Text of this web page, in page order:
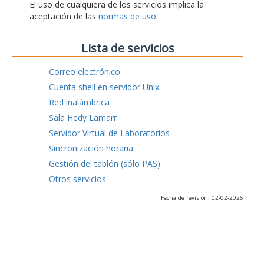
El uso de cualquiera de los servicios implica la
aceptación de las normas de uso.
Lista de servicios
Correo electrónico
Cuenta shell en servidor Unix
Red inalámbrica
Sala Hedy Lamarr
Servidor Virtual de Laboratorios
Sincronización horaria
Gestión del tablón (sólo PAS)
Otros servicios
Fecha de revisión: 02-02-2026